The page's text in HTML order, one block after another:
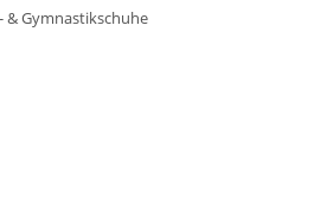
& Gymnastikschuhe